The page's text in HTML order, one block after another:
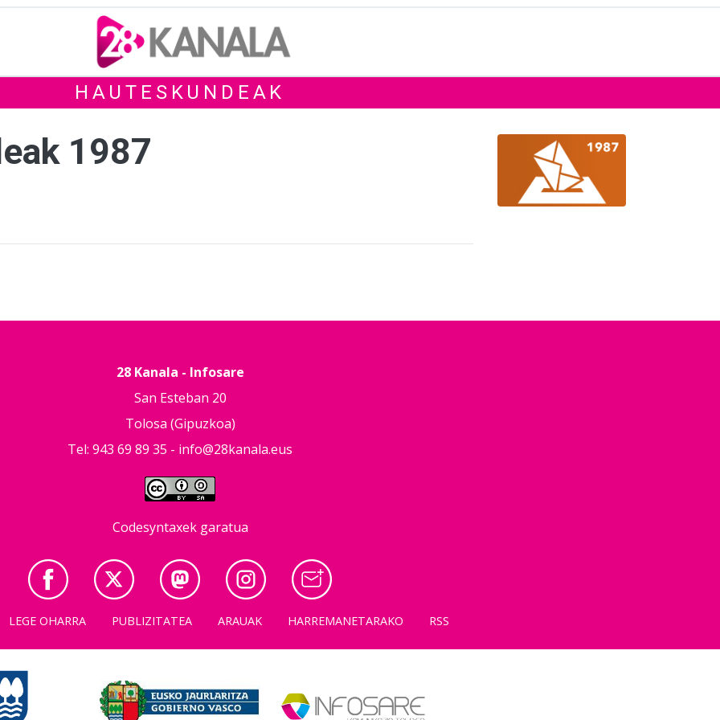
HAUTESKUNDEAK
1987
28 Kanala - Infosare
San Esteban 20
Tolosa (Gipuzkoa)
Tel: 943 69 89 35 - info@28kanala.eus
Codesyntaxek garatua
LEGE OHARRA PUBLIZITATEA ARAUAK HARREMANETARAKO RSS